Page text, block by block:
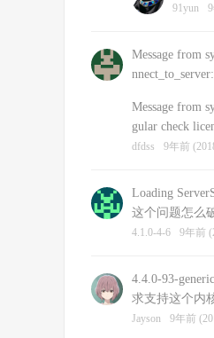
91yun
Message from
Message from
gular check
dfdss 9年前
Loading
这个问题怎么
4.1.0-4-6 9年前
4.4.0-93-generic
求支持这个内
Jayson 9年前